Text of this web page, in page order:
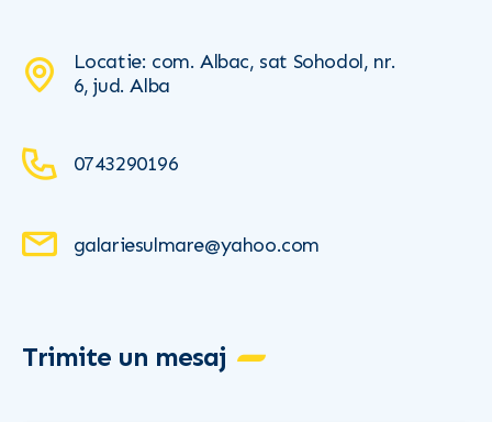
Locatie: com. Albac, sat Sohodol, nr.
6, jud. Alba
0743290196
galariesulmare@yahoo.com
Trimite un mesaj